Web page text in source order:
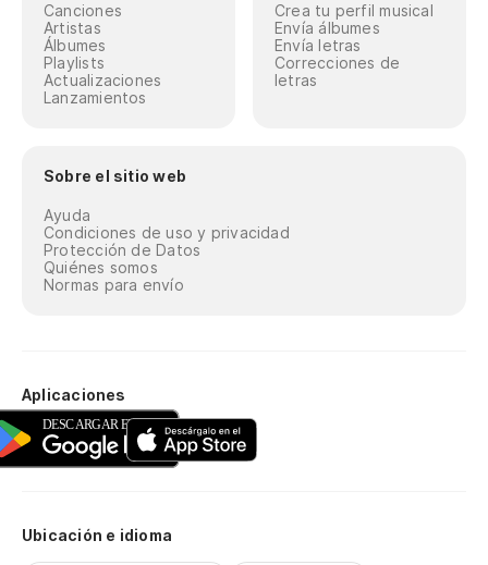
Canciones
Artistas
Álbumes
Playlists
Actualizaciones
Lanzamientos
Crea tu perfil musical
Envía álbumes
Envía letras
Correcciones de
letras
Sobre el sitio web
Ayuda
Condiciones de uso y privacidad
Protección de Datos
Quiénes somos
Normas para envío
Aplicaciones
Ubicación e idioma